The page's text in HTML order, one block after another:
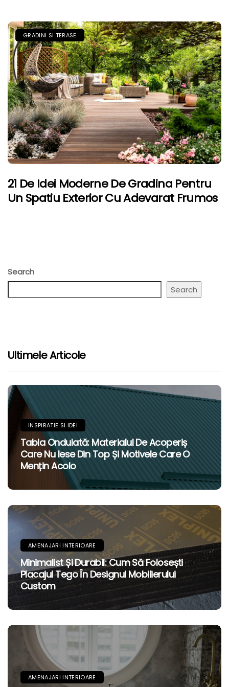
GRADINI SI TERASE
21 De Idei Moderne De Gradina Pentru
Un Spatiu Exterior Cu Adevarat Frumos
Search
Search
Ultimele Articole
INSPIRATIE SI IDEI
Tabla Ondulată: Materialul De Acoperiș
Care Nu Iese Din Top Și Motivele Care O
Mențin Acolo
AMENAJARI INTERIOARE
Minimalist Și Durabil: Cum Să Folosești
Placajul Tego În Designul Mobilierului
Custom
AMENAJARI INTERIOARE